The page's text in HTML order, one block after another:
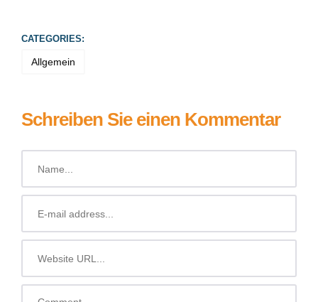
CATEGORIES:
Allgemein
Schreiben Sie einen Kommentar